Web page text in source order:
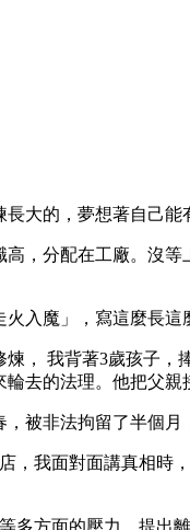
大的，夢想著自己能
，分配在工廠。沒
入魔」，寫這麼長
， 我背著3歲孩子
去的法理。他把父
被非法拘留了半個月
，我面對面講真相
多方面的壓力，提出